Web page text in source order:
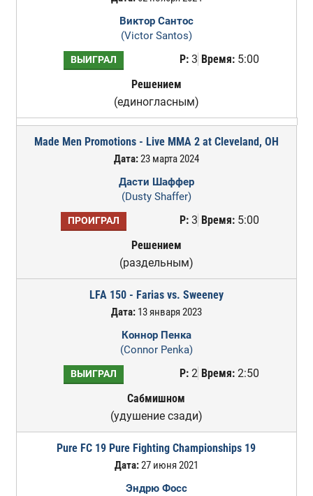
Виктор Сантос
(Victor Santos)
ВЫИГРАЛ Р:3 Время:5:00
Решением
(единогласным)
Made Men Promotions - Live MMA 2 at Cleveland, OH
Дата:23 марта 2024
Дасти Шаффер
(Dusty Shaffer)
ПРОИГРАЛ Р:3 Время:5:00
Решением
(раздельным)
LFA 150 - Farias vs. Sweeney
Дата:13 января 2023
Коннор Пенка
(Connor Penka)
ВЫИГРАЛ Р:2 Время:2:50
Сабмишном
(удушение сзади)
Pure FC 19 Pure Fighting Championships 19
Дата:27 июня 2021
Эндрю Фосс